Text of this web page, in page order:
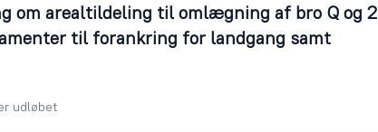
om arealtildeling til omlægning af bro Q og 2
til forankring for landgang samt
udløbet